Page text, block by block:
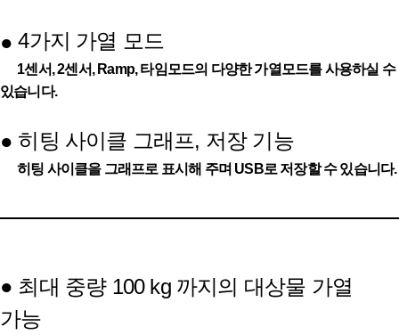
● 4가지 가열 모드
1센서, 2센서, Ramp, 타임모드의 다양한 가열모드를 사용하실 수
있습니다.
● 히팅 사이클 그래프, 저장 기능
히팅 사이클을 그래프로 표시해 주며 USB로 저장할 수 있습니다.
● 최대 중량 100 kg 까지의 대상물 가열
가능